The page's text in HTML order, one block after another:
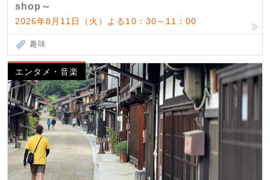
shop～
2026年8月11日（火）よる10：30～11：00
趣味
エンタメ・音楽